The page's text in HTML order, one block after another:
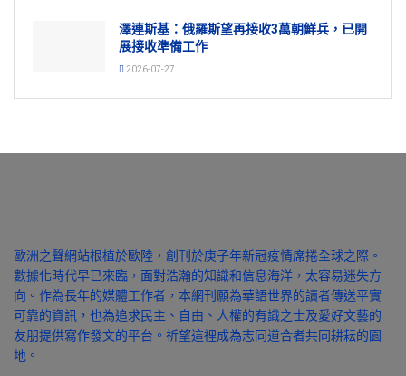
澤連斯基：俄羅斯望再接收3萬朝鮮兵，已開
展接收準備工作
2026-07-27
歐洲之聲網站根植於歐陸，創刊於庚子年新冠疫情席捲全球之際。
數據化時代早已來臨，面對浩瀚的知識和信息海洋，太容易迷失方
向。作為長年的媒體工作者，本網刊願為華語世界的讀者傳送平實
可靠的資訊，也為追求民主、自由、人權的有識之士及愛好文藝的
友朋提供寫作發文的平台。祈望這裡成為志同道合者共同耕耘的園
地。